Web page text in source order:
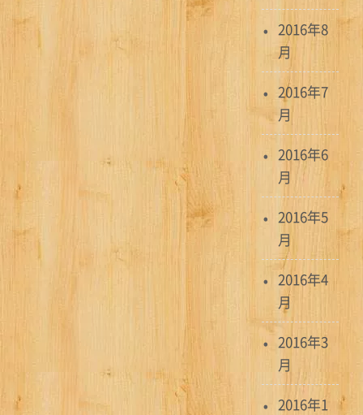
2016年8
月
2016年7
月
2016年6
月
2016年5
月
2016年4
月
2016年3
月
2016年1